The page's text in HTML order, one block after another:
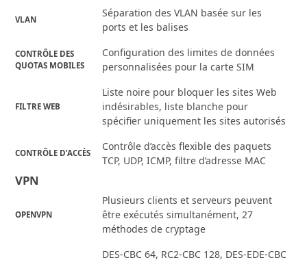
VLAN
Séparation des VLAN basée sur les
ports et les balises
CONTRÔLE DES
QUOTAS MOBILES
Configuration des limites de données
personnalisées pour la carte SIM
FILTRE WEB
Liste noire pour bloquer les sites Web
indésirables, liste blanche pour
spécifier uniquement les sites autorisés
CONTRÔLE D’ACCÈS
Contrôle d’accès flexible des paquets
TCP, UDP, ICMP, filtre d’adresse MAC
VPN
OPENVPN
Plusieurs clients et serveurs peuvent
être exécutés simultanément, 27
méthodes de cryptage
DES-CBC 64, RC2-CBC 128, DES-EDE-CBC